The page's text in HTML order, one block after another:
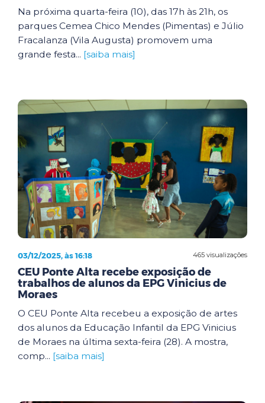
Na próxima quarta-feira (10), das 17h às 21h, os
parques Cemea Chico Mendes (Pimentas) e Júlio
Fracalanza (Vila Augusta) promovem uma
grande festa... [saiba mais]
465 visualizações
03/12/2025, às 16:18
CEU Ponte Alta recebe exposição de
trabalhos de alunos da EPG Vinicius de
Moraes
O CEU Ponte Alta recebeu a exposição de artes
dos alunos da Educação Infantil da EPG Vinicius
de Moraes na última sexta-feira (28). A mostra,
comp... [saiba mais]